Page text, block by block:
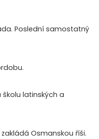
Poslední samostatný
školu latinských a
Osmanskou říši.